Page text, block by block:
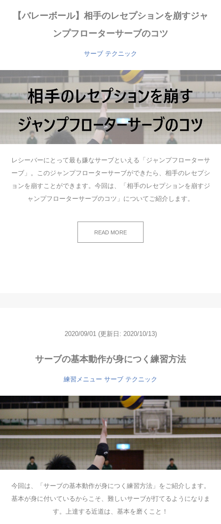
【バレーボール】相手のレセプションを崩すジャ
ンプフローターサーブのコツ
サーブ テクニック
レシーバーにとって最も嫌なサーブといえる「ジャンプフローターサ
ーブ」。このジャンプフローターサーブができたら、相手のレセプシ
ョンを崩すことができます。今回は、「相手のレセプションを崩すジ
ャンプフローターサーブのコツ」についてご紹介します。
READ MORE
2020/09/01 (更新日: 2020/10/13)
サーブの基本動作が身につく練習方法
練習メニュー サーブ テクニック
今回は、「サーブの基本動作が身につく練習方法」をご紹介します。
基本が身に付いているからこそ、難しいサーブが打てるようになりま
す。上達する近道は、基本を磨くこと！